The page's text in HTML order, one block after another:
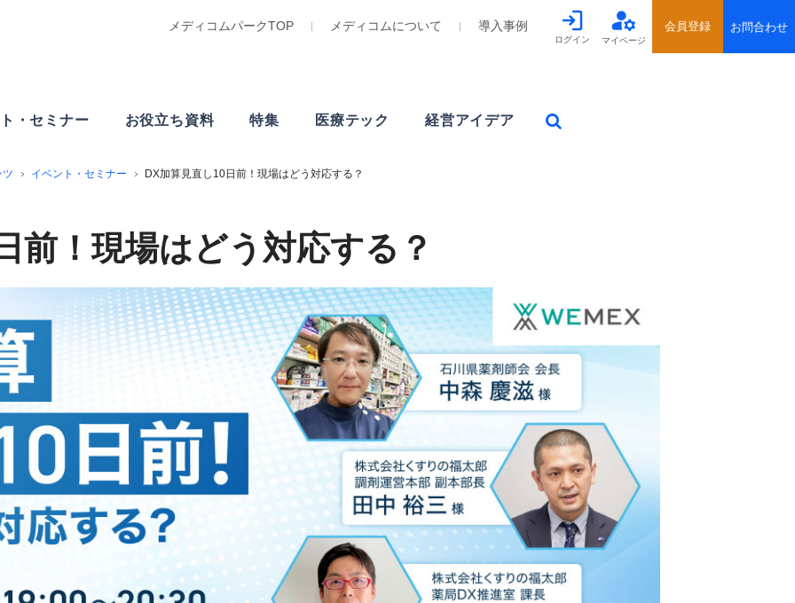
・ セミナー お役立ち資料 特集 医療テック 経営アイデア
メディコムパークTOP メディコムについて 導入事例
ログイン マイページ
ツ イベント・セミナー DX加算見直し10日前！現場はどう対応する？
前！現場はどう対応する？